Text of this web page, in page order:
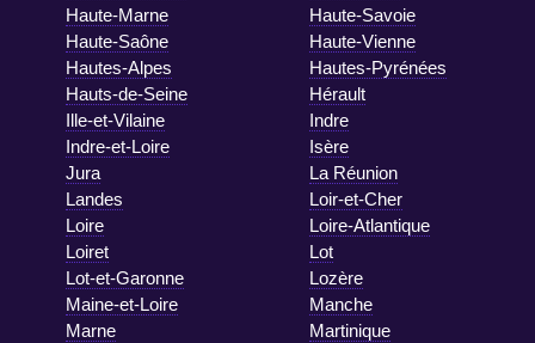
Haute-Marne
Haute-Savoie
Haute-Saône
Haute-Vienne
Hautes-Alpes
Hautes-Pyrénées
Hauts-de-Seine
Hérault
Ille-et-Vilaine
Indre
Indre-et-Loire
Isère
Jura
La Réunion
Landes
Loir-et-Cher
Loire
Loire-Atlantique
Loiret
Lot
Lot-et-Garonne
Lozère
Maine-et-Loire
Manche
Marne
Martinique